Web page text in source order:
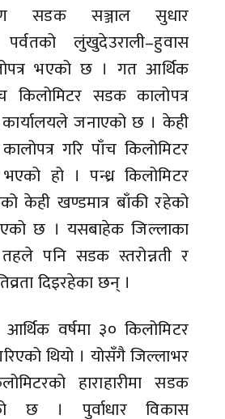
सडक सञ्जाल सुधार
लुंखुदेउराली–हुवास
भएको छ । गत आर्थिक
किलोमिटर सडक कालोपत्र
जनाएको छ । केही
गरि पाँच किलोमिटर
हो । पन्ध्र किलोमिटर
केही खण्डमात्र बाँकी रहेको
छ । यसबाहेक जिल्लाका
तहले पनि सडक स्तरोन्नती र
दिइरहेका छन् ।
आर्थिक वर्षमा ३० किलोमिटर
थियो । योसँगै जिल्लाभर
हाराहारीमा सडक
छ । पुर्वाधार विकास